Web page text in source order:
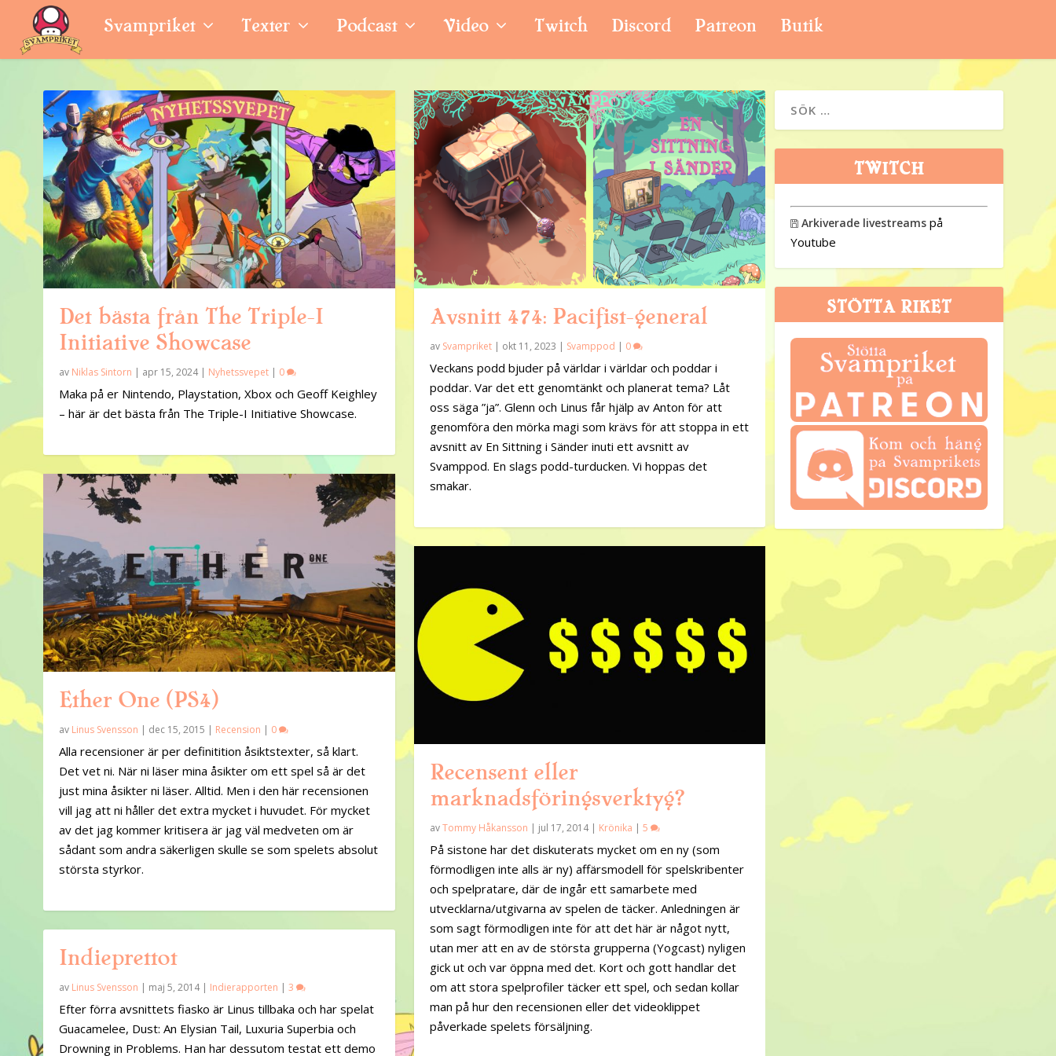
Svampriket Texter Podcast Video Twitch Discord Patreon Butik
Det bästa från The Triple-I
Initiative Showcase
av Niklas Sintorn | apr 15, 2024| Nyhetssvepet | 0
Maka på er Nintendo, Playstation, Xbox och Geoff Keighley
– här är det bästa från The Triple-I Initiative Showcase.
Ether One (PS4)
av Linus Svensson | dec 15, 2015 | Recension | 0
Alla recensioner är per definitition åsiktstexter, så klart.
Det vet ni. När ni läser mina åsikter om ett spel så är det
just mina åsikter ni läser. Alltid. Men i den här recensionen
vill jag att ni håller det extra mycket i huvudet. För mycket
av det jag kommer kritisera är jag väl medveten om är
sådant som andra säkerligen skulle se som spelets absolut
största styrkor.
Indieprettot
av Linus Svensson | maj 5, 2014| Indierapporten |3
Efter förra avsnittets fiasko är Linus tillbaka och har spelat
Guacamelee, Dust: An Elysian Tail, Luxuria Superbia och
Drowning in Problems. Han har dessutom testat ett demo
Avsnitt 474: Pacifist-general
av Svampriket| okt 11, 2023 | Svamppod | 0
Veckans podd bjuder på världar i världar och poddar i
poddar. Var det ett genomtänkt och planerat tema? Låt
oss säga ”ja”. Glenn och Linus får hjälp av Anton för att
genomföra den mörka magi som krävs för att stoppa in ett
avsnitt av En Sittning i Sänder inuti ett avsnitt av
Svamppod. En slags podd-turducken. Vi hoppas det
smakar.
Recensent eller
marknadsföringsverktyg?
avTommy Håkansson | jul 17, 2014| Krönika | 5
På sistone har det diskuterats mycket om en ny (som
förmodligen inte alls är ny) affärsmodell för spelskribenter
och spelpratare, där de ingår ett samarbete med
utvecklarna/utgivarna av spelen de täcker. Anledningen är
som sagt förmodligen inte för att det här är något nytt,
utan mer att en av de största grupperna (Yogcast) nyligen
gick ut och var öppna med det. Kort och gott handlar det
om att stora spelprofiler täcker ett spel, och sedan kollar
man på hur den recensionen eller det videoklippet
påverkade spelets försäljning.
TWITCH
 Arkiverade livestreams på
Youtube
STÖTTA RIKET